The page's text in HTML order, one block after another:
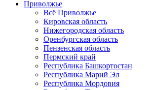
Приволжье
Всё Приволжье
Кировская область
Нижегородская область
Оренбургская область
Пензенская область
Пермский край
Республика Башкортостан
Республика Марий Эл
Республика Мордовия